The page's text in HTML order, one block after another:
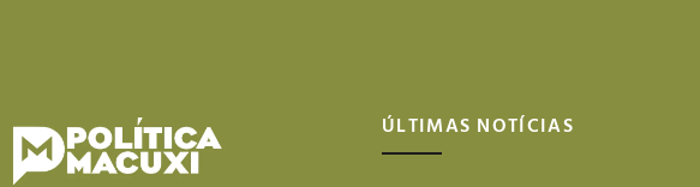
ÚLTIMAS NOTÍCIAS